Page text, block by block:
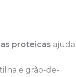
proteicas ajuda
e grão-de-